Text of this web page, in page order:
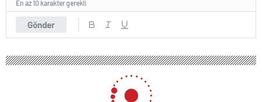
Gönder
En az 10 karakter gerekli